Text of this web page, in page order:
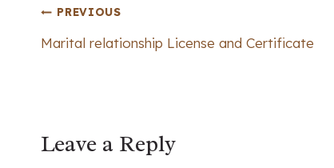
Post
navigation
PREVIOUS
Marital relationship License and Certificate
Leave a Reply